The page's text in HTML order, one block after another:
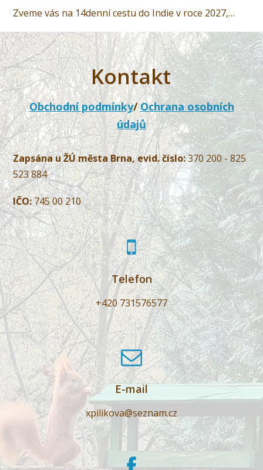
Zveme vás na 14denní cestu do Indie v roce 2027,…
Kontakt
Obchodní podmínky/Ochrana osobních
údajů
Zapsána u ŽÚ města Brna, evid. číslo:370 200 - 825
523 884
IČO:745 00 210
Telefon
+420 731576577
E-mail
xpilikova@seznam.cz